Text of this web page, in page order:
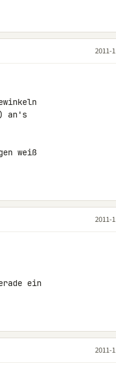
2011-
an's
weiß
2011-
ein
2011-